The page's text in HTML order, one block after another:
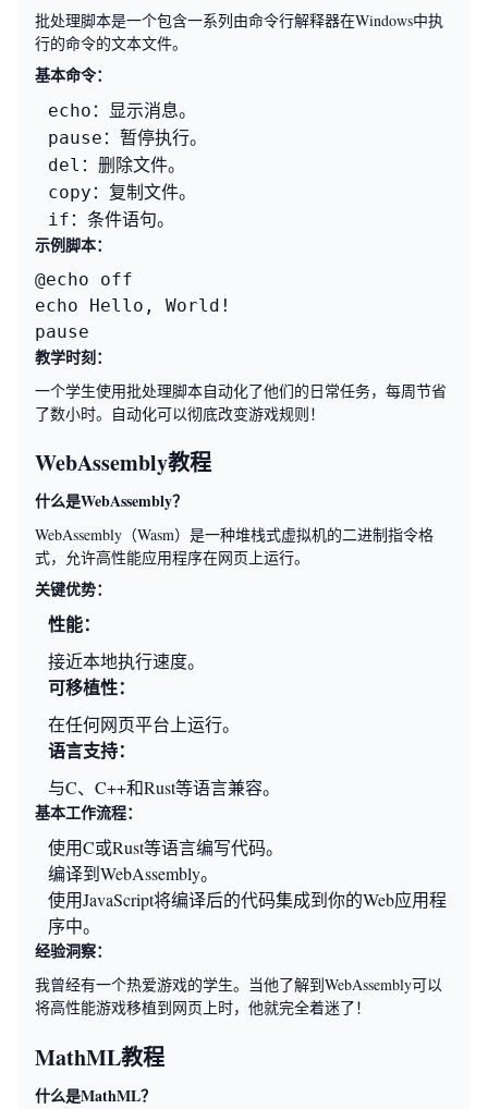
批处理脚本是一个包含一系列由命令行解释器在Windows中执
行的命令的文本文件。
基本命令：
echo ：显示消息。
pause ：暂停执行。
del ：删除文件。
copy ：复制文件。
if ：条件语句。
示例脚本：
@echo off
echo Hello, World!
pause
教学时刻：
一个学生使用批处理脚本自动化了他们的日常任务，每周节省
了数小时。自动化可以彻底改变游戏规则！
WebAssembly教程
什么是WebAssembly？
WebAssembly（Wasm）是一种堆栈式虚拟机的二进制指令格
式，允许高性能应用程序在网页上运行。
关键优势：
性能：
接近本地执行速度。
可移植性：
在任何网页平台上运行。
语言支持：
与C、C++和Rust等语言兼容。
基本工作流程：
使用C或Rust等语言编写代码。
编译到WebAssembly。
使用JavaScript将编译后的代码集成到你的Web应用程
序中。
经验洞察：
我曾经有一个热爱游戏的学生。当他了解到WebAssembly可以
将高性能游戏移植到网页上时，他就完全着迷了！
MathML教程
什么是MathML？